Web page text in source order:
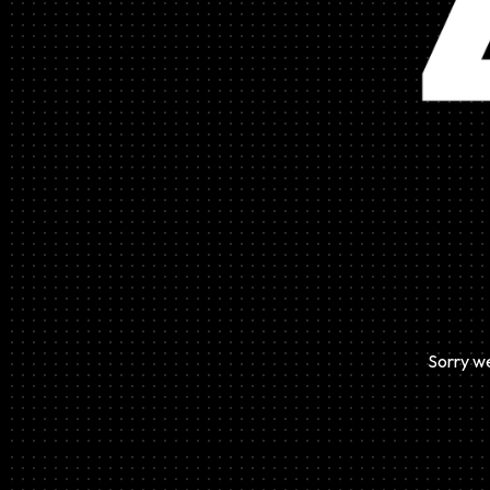
Sorry